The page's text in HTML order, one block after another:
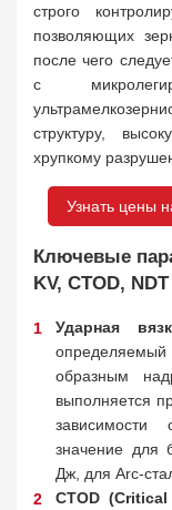
строго
позволяющих
после чего
с
структуру,
хрупкому
Узнать цены
Ключевые
KV, CTOD, NDT
Ударная
образным
выполняется
зависимости
значение для
Дж, для Arc-
CTOD